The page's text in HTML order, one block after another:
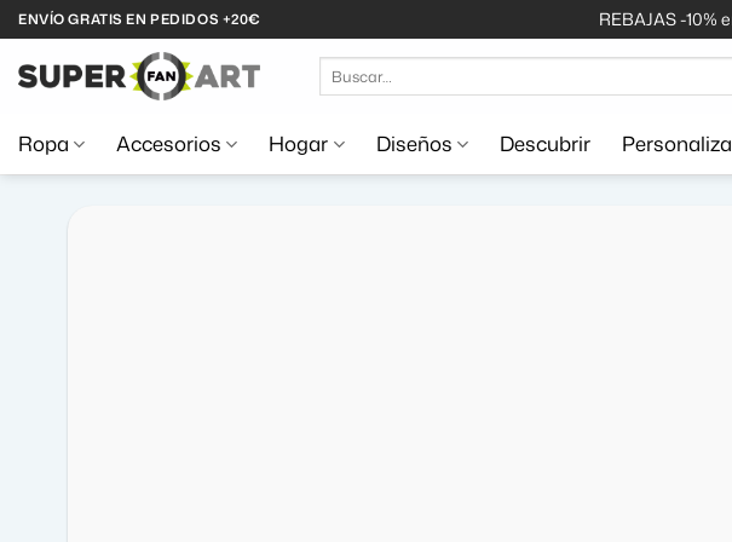
Saltar
al
contenido
ENVÍO GRATIS EN PEDIDOS +20€ REBAJAS -10%
por:
Ropa Accesorios Hogar Diseños Descubrir